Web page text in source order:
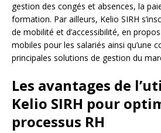
gestion des congés et absences, la
formation. Par ailleurs, Kelio SIRH
de mobilité et d’accessibilité, en
mobiles pour les salariés ainsi qu’une
principales solutions de gestion du
Les avantages de
Kelio SIRH pour
processus RH